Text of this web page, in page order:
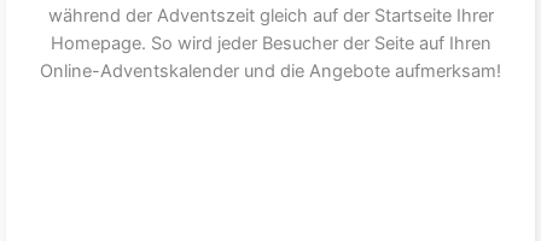
während der Adventszeit gleich auf der Startseite Ihrer
Homepage. So wird jeder Besucher der Seite auf Ihren
Online-Adventskalender und die Angebote aufmerksam!